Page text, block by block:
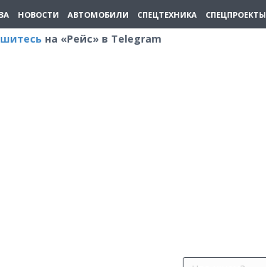
НОВОСТИ АВТОМОБИЛИ СПЕЦТЕХНИКА СПЕЦПРОЕКТЫ
на «Рейс» в Telegram